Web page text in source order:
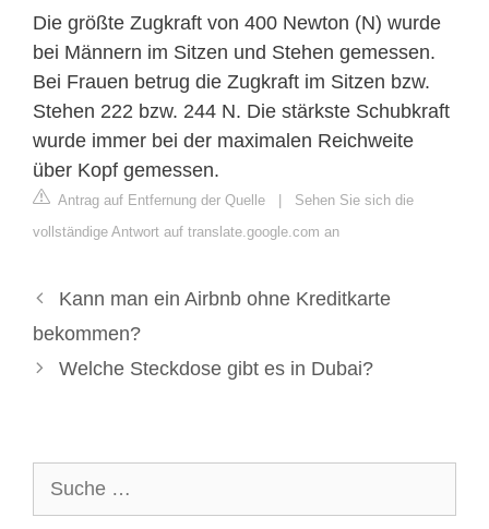
Die größte Zugkraft von 400 Newton (N) wurde
bei Männern im Sitzen und Stehen gemessen.
Bei Frauen betrug die Zugkraft im Sitzen bzw.
Stehen 222 bzw. 244 N. Die stärkste Schubkraft
wurde immer bei der maximalen Reichweite
über Kopf gemessen.
Antrag auf Entfernung der Quelle | Sehen Sie sich die
vollständige Antwort auf translate.google.com an
Kann man ein Airbnb ohne Kreditkarte
bekommen?
Welche Steckdose gibt es in Dubai?
nach: